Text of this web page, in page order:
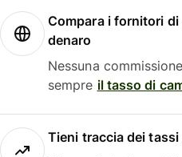
Compara i fornitori
denaro
Nessuna
sempre il tasso di
Tieni traccia dei